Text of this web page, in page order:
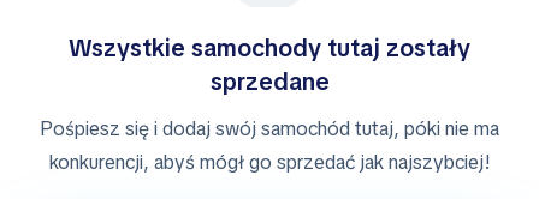
Wszystkie samochody tutaj zostały
sprzedane
Pośpiesz się i dodaj swój samochód tutaj, póki nie ma
konkurencji, abyś mógł go sprzedać jak najszybciej!